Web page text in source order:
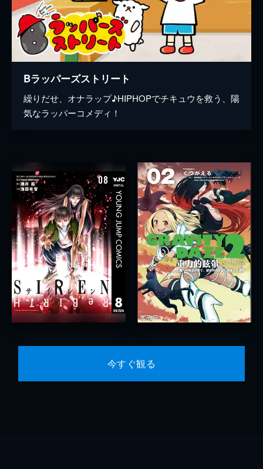
Bラッパーズストリート
繰りだせ、オナラップ♪HIPHOPでチキュウを救う、陽
気なラッパーコメディ！
今すぐ観る